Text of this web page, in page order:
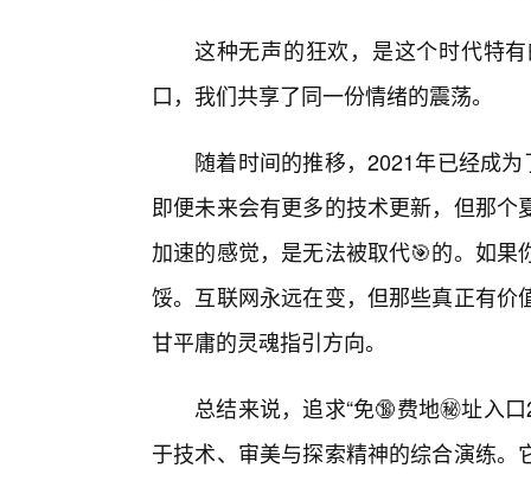
这种无声的狂欢，是这个时代特
口，我们共享了同一份情绪的震荡。
随着时间的推移，2021年已经成
即便未来会有更多的技术更新，但那
加速的感觉，是无法被取代🎯的。如
馁。互联网永远在变，但那些真正有
甘平庸的灵魂指引方向。
总结来说，追求“免🔞费地㊙️址入
于技术、审美与探索精神的综合演练